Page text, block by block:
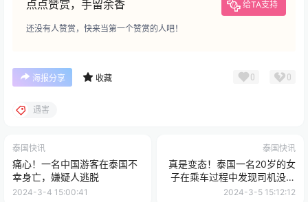
点点赞赏，手留余香 给TA支持
还没有人赞赏，快来当第一个赞赏的人吧！
海报分享 收藏 0 0
遇害
泰国快讯
痛心！一名中国游客在泰国不
幸身亡，嫌疑人逃脱
2024-3-4 15:00:41
泰国快讯
真是变态！泰国一名20岁的女
子在乘车过程中发现司机没有
穿裤子，暴露隐私部位
2024-3-5 15:12:12